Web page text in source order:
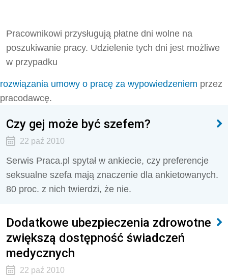
Pracownikowi przysługują płatne dni wolne na
poszukiwanie pracy. Udzielenie tych dni jest możliwe
w przypadku
rozwiązania umowy o pracę za wypowiedzeniem przez
pracodawcę.
Czy gej może być szefem?
22 paź 2010
Serwis Praca.pl spytał w ankiecie, czy preferencje
seksualne szefa mają znaczenie dla ankietowanych.
80 proc. z nich twierdzi, że nie.
Dodatkowe ubezpieczenia zdrowotne
zwiększą dostępność świadczeń
medycznych
22 paź 2010